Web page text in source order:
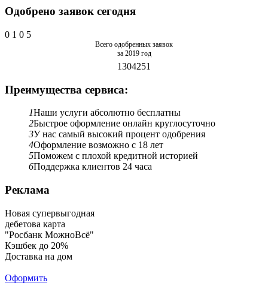
Одобрено заявок сегодня
0 1 0 5
Всего одобренных заявок
за 2019 год
1304251
Преимущества сервиса:
1Наши услуги абсолютно бесплатны
2Быстрое оформление онлайн круглосуточно
3У нас самый высокий процент одобрения
4Оформление возможно с 18 лет
5Поможем с плохой кредитной историей
6Поддержка клиентов 24 часа
Реклама
Новая супервыгодная
дебетова карта
"Росбанк МожноВсё"
Кэшбек до 20%
Доставка на дом
Оформить